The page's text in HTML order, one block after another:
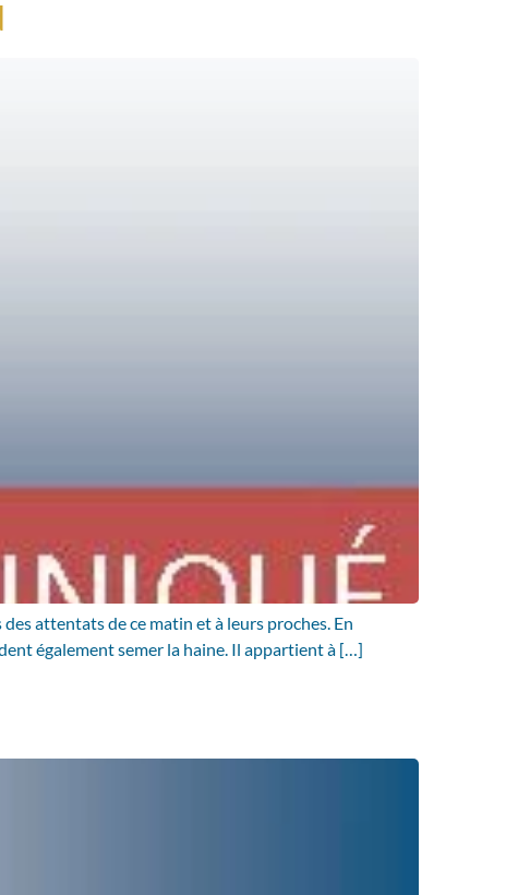
attentats de ce matin et à leurs proches. En
également semer la haine. Il appartient à […]